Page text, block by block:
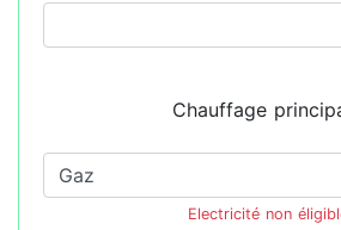
Chauffage
Electricité non